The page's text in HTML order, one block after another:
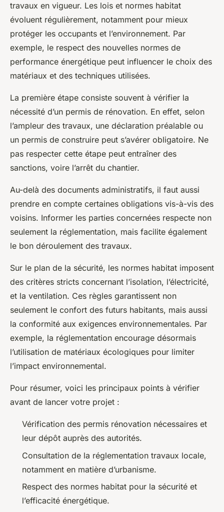
travaux en vigueur. Les lois et normes habitat
évoluent régulièrement, notamment pour mieux
protéger les occupants et l’environnement. Par
exemple, le respect des nouvelles normes de
performance énergétique peut influencer le choix des
matériaux et des techniques utilisées.
La première étape consiste souvent à vérifier la
nécessité d’un permis de rénovation. En effet, selon
l’ampleur des travaux, une déclaration préalable ou
un permis de construire peut s’avérer obligatoire. Ne
pas respecter cette étape peut entraîner des
sanctions, voire l’arrêt du chantier.
Au-delà des documents administratifs, il faut aussi
prendre en compte certaines obligations vis-à-vis des
voisins. Informer les parties concernées respecte non
seulement la réglementation, mais facilite également
le bon déroulement des travaux.
Sur le plan de la sécurité, les normes habitat imposent
des critères stricts concernant l’isolation, l’électricité,
et la ventilation. Ces règles garantissent non
seulement le confort des futurs habitants, mais aussi
la conformité aux exigences environnementales. Par
exemple, la réglementation encourage désormais
l’utilisation de matériaux écologiques pour limiter
l’impact environnemental.
Pour résumer, voici les principaux points à vérifier
avant de lancer votre projet :
Vérification des permis rénovation nécessaires et
leur dépôt auprès des autorités.
Consultation de la réglementation travaux locale,
notamment en matière d’urbanisme.
Respect des normes habitat pour la sécurité et
l’efficacité énergétique.